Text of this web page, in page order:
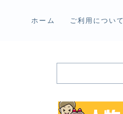
ホーム ご利用について